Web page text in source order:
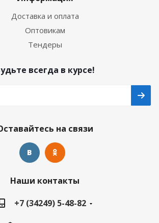
Доставка и оплата
Оптовикам
Тендеры
всегда в курсе!
на связи
Наши контакты
+7 (34249) 5-48-82